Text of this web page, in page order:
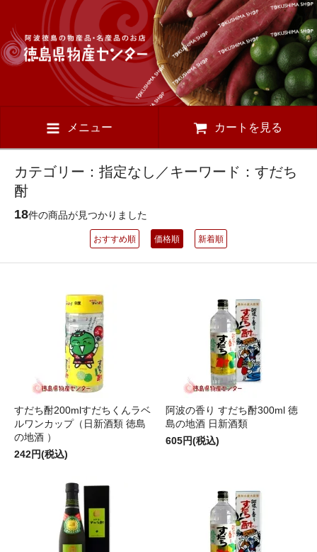
メニュー カートを見る
カテゴリー：指定なし／キーワード：すだち
酎
18件の商品が見つかりました
おすすめ順 価格順 新着順
すだち酎200mlすだちくんラベ
ルワンカップ（日新酒類 徳島
の地酒 ）
242円(税込)
阿波の香り すだち酎300ml 徳
島の地酒 日新酒類
605円(税込)